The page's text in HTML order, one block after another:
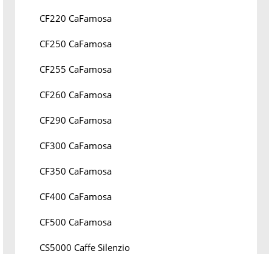
CF220 CaFamosa
CF250 CaFamosa
CF255 CaFamosa
CF260 CaFamosa
CF290 CaFamosa
CF300 CaFamosa
CF350 CaFamosa
CF400 CaFamosa
CF500 CaFamosa
CS5000 Caffe Silenzio